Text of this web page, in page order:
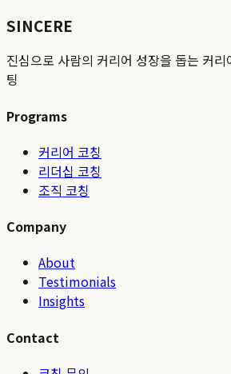
SINCERE
진심으로 사람의 커리어 성장을 돕는 커
팅
Programs
커리어 코칭
리더십 코칭
조직 코칭
Company
About
Testimonials
Insights
Contact